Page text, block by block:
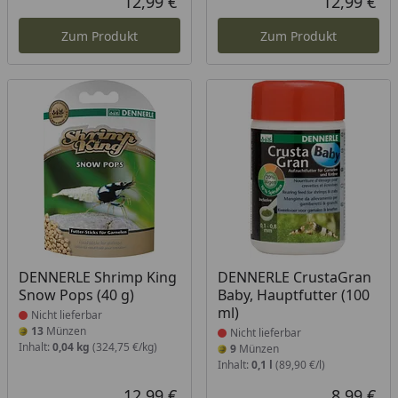
Aktueller Preis
Zum Produkt Zum Produkt
DENNERLE Shrimp King
Snow Pops (40 g)
Produkt nicht lieferbar
Nicht lieferbar
13 Münzen
Inhalt: 0,04 kg (324,75 €/kg)
DENNERLE CrustaGran
Baby, Hauptfutter (100
ml)
Produkt nicht lieferbar
Nicht lieferbar
9Münzen
Inhalt: 0,1 l (89,90 €/l)